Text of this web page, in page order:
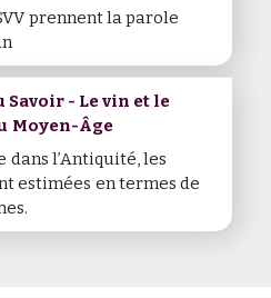
prennent la parole
Savoir - Le vin et le
Moyen-Âge
dans l’Antiquité, les
estimées en termes de